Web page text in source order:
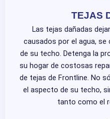
TEJAS
Las tejas dañadas
causados por el agua, se
de su techo. Detenga la
su hogar de costosas
de tejas de Frontline. No
el aspecto de su techo,
tanto como el